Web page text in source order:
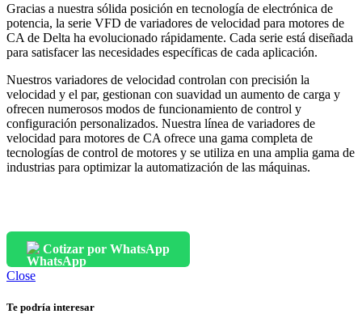
Gracias a nuestra sólida posición en tecnología de electrónica de
potencia, la serie VFD de variadores de velocidad para motores de
CA de Delta ha evolucionado rápidamente. Cada serie está diseñada
para satisfacer las necesidades específicas de cada aplicación.
Nuestros variadores de velocidad controlan con precisión la
velocidad y el par, gestionan con suavidad un aumento de carga y
ofrecen numerosos modos de funcionamiento de control y
configuración personalizados. Nuestra línea de variadores de
velocidad para motores de CA ofrece una gama completa de
tecnologías de control de motores y se utiliza en una amplia gama de
industrias para optimizar la automatización de las máquinas.
Cotizar por WhatsApp
Close
Te podría interesar